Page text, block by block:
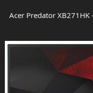
Acer Predator